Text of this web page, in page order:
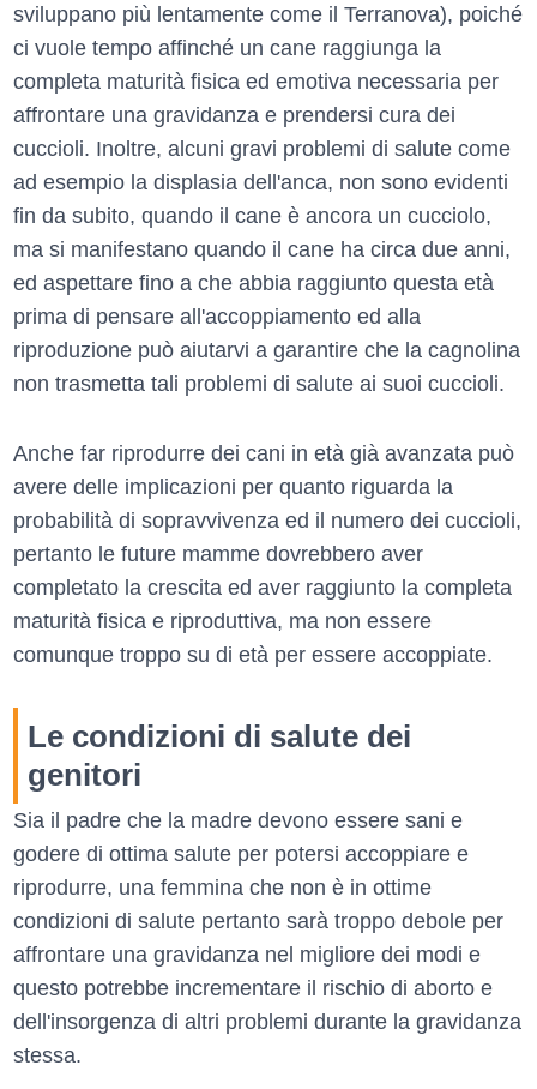
sviluppano più lentamente come il Terranova), poiché
ci vuole tempo affinché un cane raggiunga la
completa maturità fisica ed emotiva necessaria per
affrontare una gravidanza e prendersi cura dei
cuccioli. Inoltre, alcuni gravi problemi di salute come
ad esempio la displasia dell'anca, non sono evidenti
fin da subito, quando il cane è ancora un cucciolo,
ma si manifestano quando il cane ha circa due anni,
ed aspettare fino a che abbia raggiunto questa età
prima di pensare all'accoppiamento ed alla
riproduzione può aiutarvi a garantire che la cagnolina
non trasmetta tali problemi di salute ai suoi cuccioli.
Anche far riprodurre dei cani in età già avanzata può
avere delle implicazioni per quanto riguarda la
probabilità di sopravvivenza ed il numero dei cuccioli,
pertanto le future mamme dovrebbero aver
completato la crescita ed aver raggiunto la completa
maturità fisica e riproduttiva, ma non essere
comunque troppo su di età per essere accoppiate.
Le condizioni di salute dei
genitori
Sia il padre che la madre devono essere sani e
godere di ottima salute per potersi accoppiare e
riprodurre, una femmina che non è in ottime
condizioni di salute pertanto sarà troppo debole per
affrontare una gravidanza nel migliore dei modi e
questo potrebbe incrementare il rischio di aborto e
dell'insorgenza di altri problemi durante la gravidanza
stessa.